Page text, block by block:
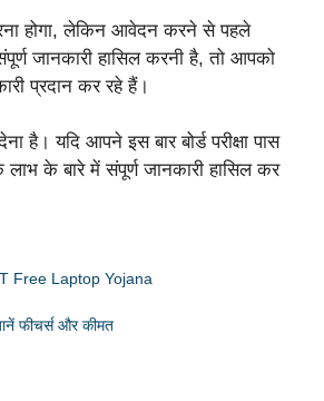
होगा, लेकिन आवेदन करने से पहले
जानकारी हासिल करनी है, तो आपको
प्रदान कर रहे हैं।
है। यदि आपने इस बार बोर्ड परीक्षा पास
के बारे में संपूर्ण जानकारी हासिल कर
Free Laptop Yojana
फीचर्स और कीमत